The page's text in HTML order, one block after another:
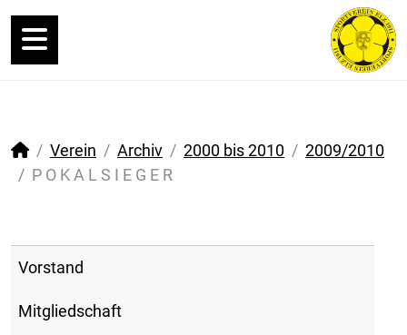
Verein Archiv 2000 bis 2010
2009/2010
P O K A L S I E G E R
Vorstand
Mitgliedschaft